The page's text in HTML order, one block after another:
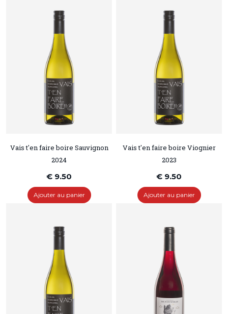
Vais t'en faire boire Sauvignon
2024
€ 9.50
Ajouter au panier
Vais t'en faire boire Viognier
2023
€ 9.50
Ajouter au panier